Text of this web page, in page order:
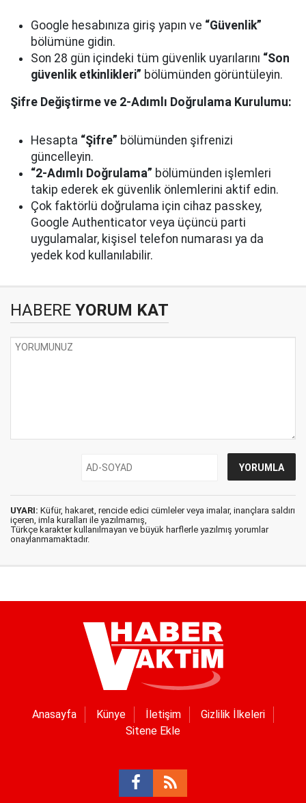
Google hesabınıza giriş yapın ve “Güvenlik”
bölümüne gidin.
Son 28 gün içindeki tüm güvenlik uyarılarını “Son
güvenlik etkinlikleri” bölümünden görüntüleyin.
Şifre Değiştirme ve 2-Adımlı Doğrulama Kurulumu:
Hesapta “Şifre” bölümünden şifrenizi
güncelleyin.
“2-Adımlı Doğrulama” bölümünden işlemleri
takip ederek ek güvenlik önlemlerini aktif edin.
Çok faktörlü doğrulama için cihaz passkey,
Google Authenticator veya üçüncü parti
uygulamalar, kişisel telefon numarası ya da
yedek kod kullanılabilir.
HABERE YORUM KAT
UYARI: Küfür, hakaret, rencide edici cümleler veya imalar, inançlara saldırı
içeren, imla kuralları ile yazılmamış,
Türkçe karakter kullanılmayan ve büyük harflerle yazılmış yorumlar
onaylanmamaktadır.
Anasayfa Künye İletişim
Gizlilik İlkeleri
Sitene Ekle